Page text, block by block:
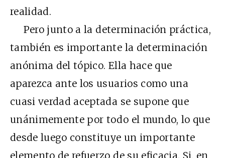
realidad.
Pero junto a la determinación práctica,
también es importante la determinación
anónima del tópico. Ella hace que
aparezca ante los usuarios como una
cuasi verdad aceptada se supone que
unánimemente por todo el mundo, lo que
desde luego constituye un importante
elemento de refuerzo de su eficacia. Si, en